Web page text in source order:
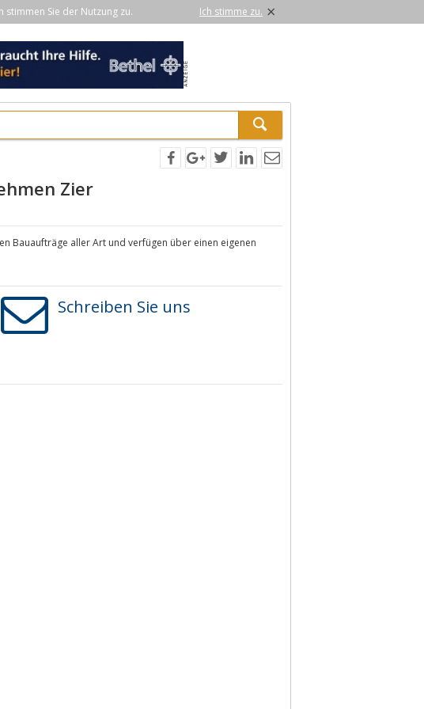
stimmen Sie der Nutzung zu. Ich stimme zu. ×
Zier
Bauaufträge aller Art und verfügen über einen eigenen
Schreiben Sie uns